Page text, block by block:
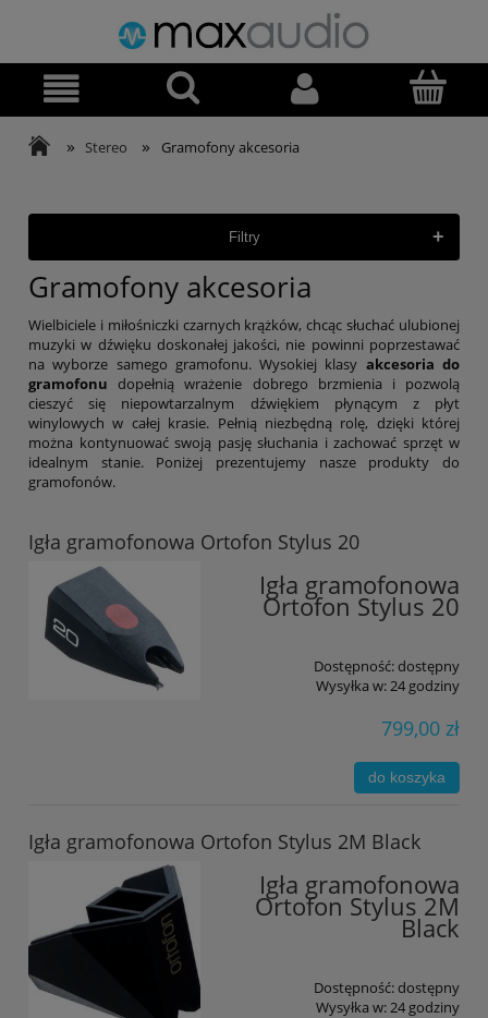
» Stereo » Gramofony akcesoria
Filtry +
Gramofony akcesoria
Wielbiciele i miłośniczki czarnych krążków, chcąc słuchać ulubionej
muzyki w dźwięku doskonałej jakości, nie powinni poprzestawać
na wyborze samego gramofonu. Wysokiej klasy akcesoria do
gramofonu dopełnią wrażenie dobrego brzmienia i pozwolą
cieszyć się niepowtarzalnym dźwiękiem płynącym z płyt
winylowych w całej krasie. Pełnią niezbędną rolę, dzięki której
można kontynuować swoją pasję słuchania i zachować sprzęt w
idealnym stanie. Poniżej prezentujemy nasze produkty do
gramofonów.
Igła gramofonowa Ortofon Stylus 20
Igła gramofonowa
Ortofon Stylus 20
Dostępność:dostępny
Wysyłka w: 24 godziny
799,00 zł
do koszyka
Igła gramofonowa Ortofon Stylus 2M Black
Igła gramofonowa
Ortofon Stylus 2M
Black
Dostępność:dostępny
Wysyłka w:24 godziny